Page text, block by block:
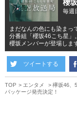
櫻
毎週
まだなんの色にも染まっ
分番組「櫻坂46こち星」
櫻坂メンバーが登場しま
ツイートする
TOP エンタメ
欅坂46、
パッケージ発売決定！